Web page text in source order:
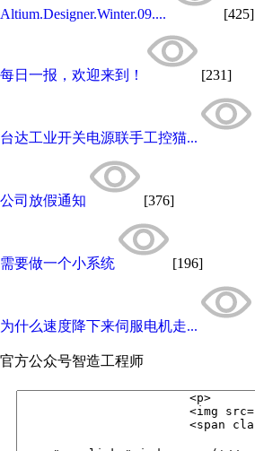
Altium.Designer.Winter.09.... [425]
每日一报，欢迎来到！ [231]
台达工业开关电源联手工控猫...
公司放假通知 [376]
需要做一个小系统 [196]
为什么速度降下来伺服电机走...
官方公众号智造工程师